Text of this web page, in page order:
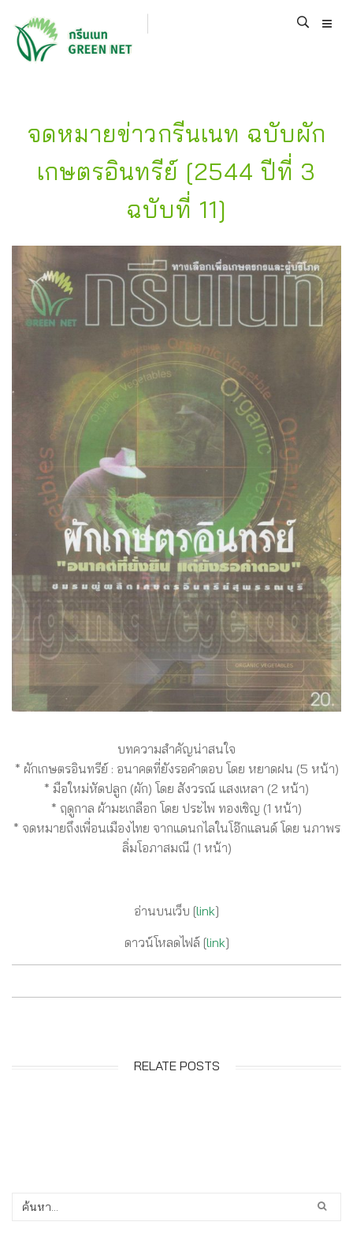
จดหมายข่าวกรีนเนท ฉบับผัก
เกษตรอินทรีย์ [2544 ปีที่ 3
ฉบับที่ 11]
บทความสำคัญน่าสนใจ
* ผักเกษตรอินทรีย์ : อนาคตที่ยังรอคำตอบ โดย หยาดฝน (5 หน้า)
* มือใหม่หัดปลูก (ผัก) โดย สังวรณ์ แสงเหลา (2 หน้า)
* ฤดูกาล ผ้ามะเกลือก โดย ประไพ ทองเชิญ (1 หน้า)
* จดหมายถึงเพื่อนเมืองไทย จากแดนกไลในโอ๊กแลนด์ โดย นภาพร
ลิ่มโอภาสมณี (1 หน้า)
อ่านบนเว็บ [link]
ดาวน์โหลดไฟล์ [link]
RELATE POSTS